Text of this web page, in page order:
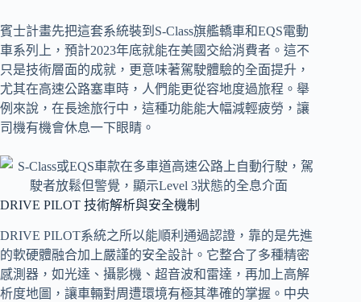
賓士計畫先把這套系統裝到S-Class旗艦轎車和EQS電動
車系列上，預計2023年底就能在美國交給消費者。這不
只是技術層面的成就，更意味著駕駛體驗的全面提升，
尤其在高速公路塞車時，人們能更從容地度過旅程。舉
例來說，在長途旅行中，這種功能能大幅減輕疲勞，讓
司機有機會休息一下眼睛。
DRIVE PILOT 技術解析與安全機制
DRIVE PILOT系統之所以能順利通過認證，靠的是先進
的軟硬體融合加上嚴謹的安全設計。它整合了多種精密
感測器，如光達、攝影機、超音波和雷達，再加上高解
析度地圖，讓車輛對周遭環境有極其準確的掌握。中央